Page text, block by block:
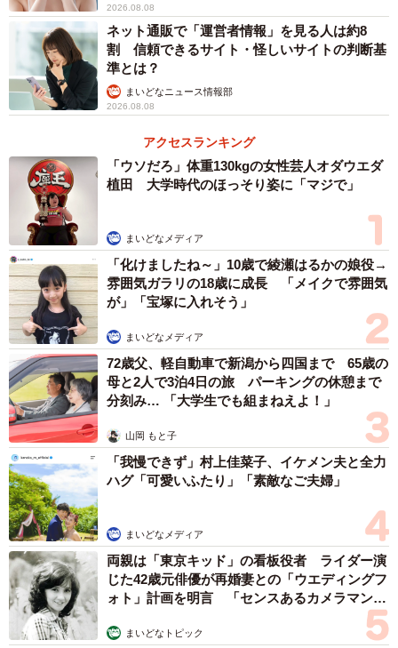
2026.08.08
ネット通販で「運営者情報」を見る人は約8
割 信頼できるサイト・怪しいサイトの判断基
準とは？
まいどなニュース情報部
2026.08.08
アクセスランキング
「ウソだろ」体重130kgの女性芸人オダウエダ
植田 大学時代のほっそり姿に「マジで」
まいどなメディア
「化けましたね～」10歳で綾瀬はるかの娘役→
雰囲気ガラリの18歳に成長 「メイクで雰囲気
が」「宝塚に入れそう」
まいどなメディア
72歳父、軽自動車で新潟から四国まで 65歳の
母と2人で3泊4日の旅 パーキングの休憩まで
分刻み… 「大学生でも組まねえよ！」
山岡 もと子
「我慢できず」村上佳菜子、イケメン夫と全力
ハグ「可愛いふたり」「素敵なご夫婦」
まいどなメディア
両親は「東京キッド」の看板役者 ライダー演
じた42歳元俳優が再婚妻との「ウエディングフ
ォト」計画を明言 「センスあるカメラマン求
まいどなトピック